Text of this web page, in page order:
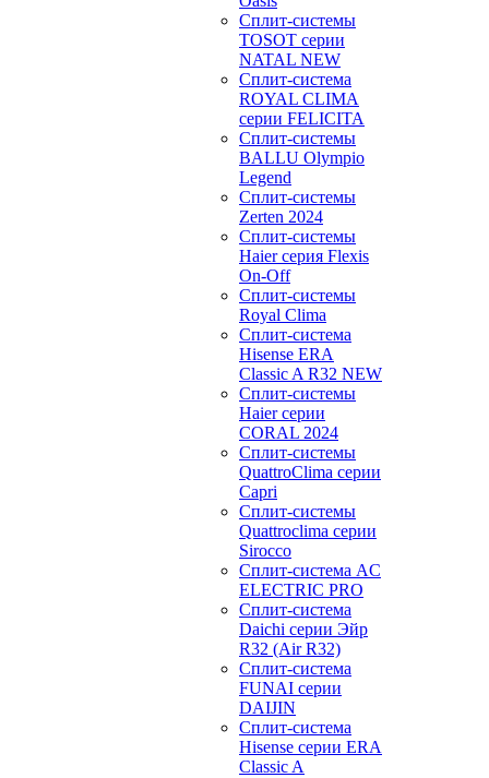
Сплит-системы
TOSOT серии
NATAL NEW
Сплит-система
ROYAL CLIMA
серии FELICITA
Сплит-системы
BALLU Olympio
Legend
Сплит-системы
Zerten 2024
Сплит-системы
Haier серия Flexis
On-Off
Сплит-системы
Royal Clima
Сплит-система
Hisense ERA
Classic A R32 NEW
Сплит-системы
Haier cерии
CORAL 2024
Сплит-системы
QuattroClima серии
Capri
Сплит-системы
Quattroclima серии
Sirocco
Сплит-система AC
ELECTRIC PRO
Сплит-система
Daichi серии Эйр
R32 (Air R32)
Сплит-система
FUNAI серии
DAIJIN
Сплит-система
Hisense серии ERA
Classic A